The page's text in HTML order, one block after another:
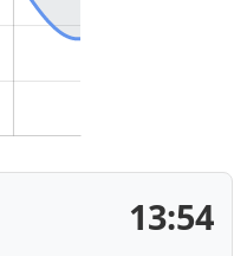
13:54